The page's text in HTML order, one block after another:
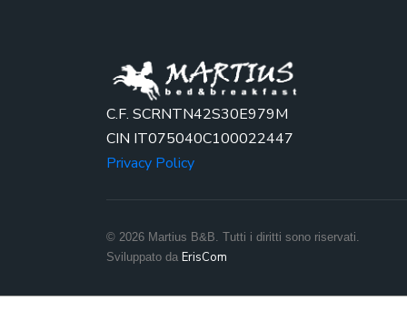
C.F. SCRNTN42S30E979M
CIN IT075040C100022447
Privacy Policy
© 2026 Martius B&B. Tutti i diritti sono riservati.
Sviluppato da ErisCom